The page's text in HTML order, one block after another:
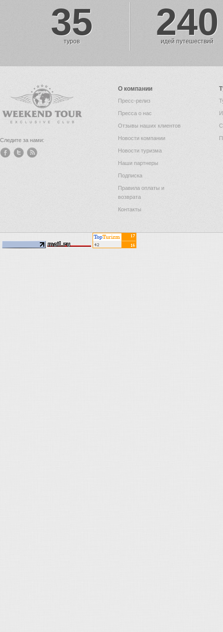
35
туров 240
идей путешествий
Следите за нами:
О компании
Пресс-релиз
Пресса о нас
Отзывы наших клиентов
Новости компании
Новости туризма
Наши партнеры
Подписка
Правила оплаты и
возврата
Контакты